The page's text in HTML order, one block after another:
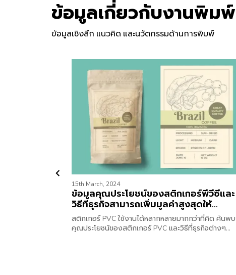
ข้อมูลเกี่ยวกับงานพิมพ์
ข้อมูลเชิงลึก แนวคิด และนวัตกรรมด้านการพิมพ์
15th March, 2024
ข้อมูลคุณประโยชน์ของสติกเกอร์พีวีซีและ
วิธีที่ธุรกิจสามารถเพิ่มมูลค่าสูงสุดให้
แบรนด์คุณได้
สติกเกอร์ PVC ใช้งานได้หลากหลายมากกว่าที่คิด ค้นพบ
คุณประโยชน์ของสติกเกอร์ PVC และวิธีที่ธุรกิจต่างๆ